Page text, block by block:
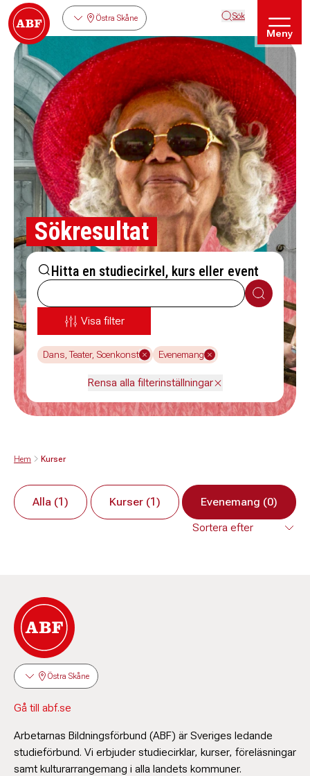
Östra Skåne Sök
Meny
Sökresultat
Hitta en studiecirkel, kurs eller event
Sök
Visa filter
Dans, Teater, Scenkonst Evenemang
Rensa alla filterinställningar
Hem Kurser
Alla (1) Kurser (1) Evenemang (0)
Östra Skåne
Gå till abf.se
Arbetarnas Bildningsförbund (ABF) är Sveriges ledande
studieförbund. Vi erbjuder studiecirklar, kurser, föreläsningar
samt kulturarrangemang i alla landets kommuner.